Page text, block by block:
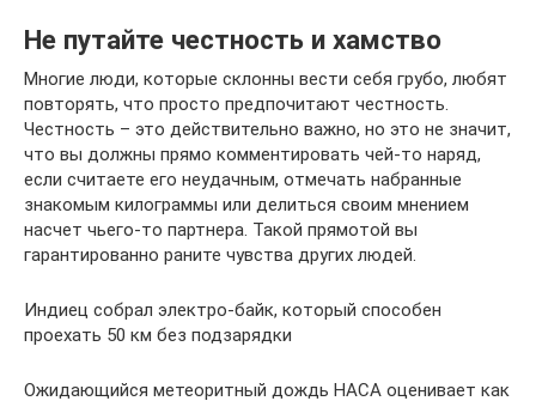
Не путайте честность и хамство
Многие люди, которые склонны вести себя грубо, любят
повторять, что просто предпочитают честность.
Честность – это действительно важно, но это не значит,
что вы должны прямо комментировать чей-то наряд,
если считаете его неудачным, отмечать набранные
знакомым килограммы или делиться своим мнением
насчет чьего-то партнера. Такой прямотой вы
гарантированно раните чувства других людей.
Индиец собрал электро-байк, который способен
проехать 50 км без подзарядки
Ожидающийся метеоритный дождь НАСА оценивает как